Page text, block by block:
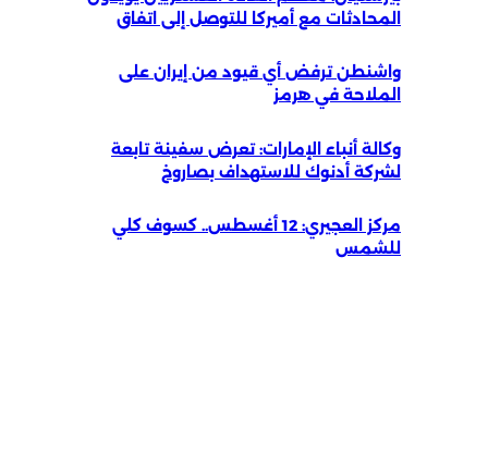
المحادثات مع أميركا للتوصل إلى اتفاق
واشنطن ترفض أي قيود من إيران على
الملاحة في هرمز
وكالة أنباء الإمارات: تعرض سفينة تابعة
لشركة أدنوك للاستهداف بصاروخ
مركز العجيري: 12 أغسطس.. كسوف كلي
للشمس